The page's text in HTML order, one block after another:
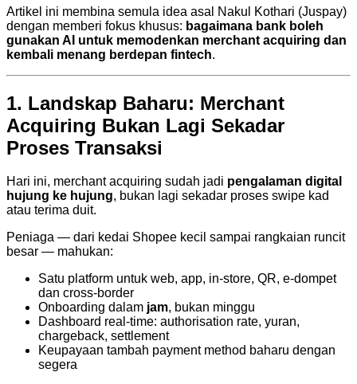
Artikel ini membina semula idea asal Nakul Kothari (Juspay)
dengan memberi fokus khusus: bagaimana bank boleh
gunakan AI untuk memodenkan merchant acquiring dan
kembali menang berdepan fintech.
1. Landskap Baharu: Merchant
Acquiring Bukan Lagi Sekadar
Proses Transaksi
Hari ini, merchant acquiring sudah jadi pengalaman digital
hujung ke hujung, bukan lagi sekadar proses swipe kad
atau terima duit.
Peniaga — dari kedai Shopee kecil sampai rangkaian runcit
besar — mahukan:
Satu platform untuk web, app, in-store, QR, e-dompet
dan cross-border
Onboarding dalam jam, bukan minggu
Dashboard real-time: authorisation rate, yuran,
chargeback, settlement
Keupayaan tambah payment method baharu dengan
segera